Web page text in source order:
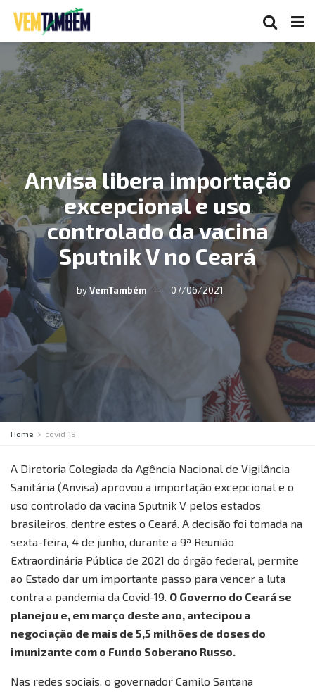
Anvisa libera importação
excepcional e uso
controlado da vacina
Sputnik V no Ceará
byVemTambém 07/06/2021
Home covid 19
A Diretoria Colegiada da Agência Nacional de Vigilância
Sanitária (Anvisa) aprovou a importação excepcional e o
uso controlado da vacina Sputnik V pelos estados
brasileiros, dentre estes o Ceará. A decisão foi tomada na
sexta-feira, 4 de junho, durante a 9ª Reunião
Extraordinária Pública de 2021 do órgão federal, permite
ao Estado dar um importante passo para vencer a luta
contra a pandemia da Covid-19. O Governo do Ceará se
planejou e, em março deste ano, antecipou a
negociação de mais de 5,5 milhões de doses do
imunizante com o Fundo Soberano Russo.
Nas redes sociais, o governador Camilo Santana